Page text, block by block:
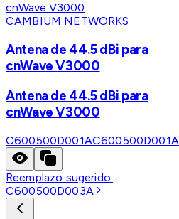
CAMBIUM NETWORKS
Antena de 44.5 dBi para
cnWave V3000
Antena de 44.5 dBi para
cnWave V3000
C600500D001AC600500D001A
Reemplazo sugerido:
C600500D003A